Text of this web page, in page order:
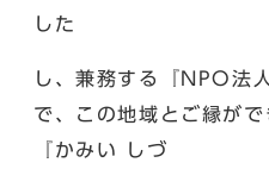
した
し、兼務する『NPO法
で、この地域とご縁が
『かみい しづ